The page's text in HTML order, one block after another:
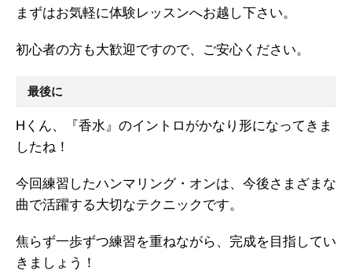
まずはお気軽に体験レッスンへお越し下さい。
初心者の方も大歓迎ですので、ご安心ください。
最後に
Hくん、『香水』のイントロがかなり形になってきま
したね！
今回練習したハンマリング・オンは、今後さまざまな
曲で活躍する大切なテクニックです。
焦らず一歩ずつ練習を重ねながら、完成を目指してい
きましょう！